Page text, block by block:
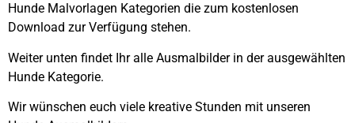
Hunde Malvorlagen Kategorien die zum kostenlosen
Download zur Verfügung stehen.
Weiter unten findet Ihr alle Ausmalbilder in der ausgewählten
Hunde Kategorie.
Wir wünschen euch viele kreative Stunden mit unseren